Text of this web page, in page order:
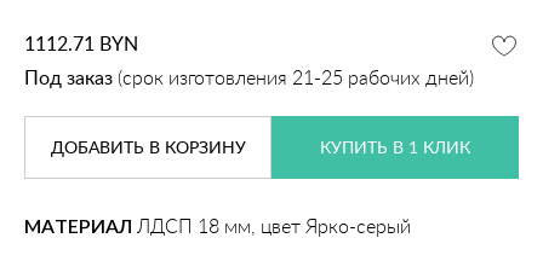
1112.71 BYN
Под заказ (срок изготовления 21-25 рабочих дней)
ДОБАВИТЬ В КОРЗИНУ КУПИТЬ В 1 КЛИК
МАТЕРИАЛ ЛДСП 18 мм, цвет Ярко-серый